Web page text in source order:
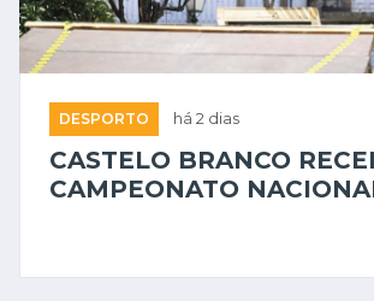
DESPORTO há 2 dias
CASTELO BRANCO
CAMPEONATO